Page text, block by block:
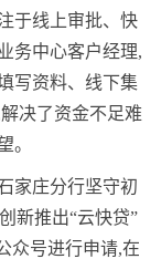
于线上审批、快
务中心客户经理,
写资料、线下集
决了资金不足难
。
家庄分行坚守初
新推出“云快贷”
众号进行申请,在